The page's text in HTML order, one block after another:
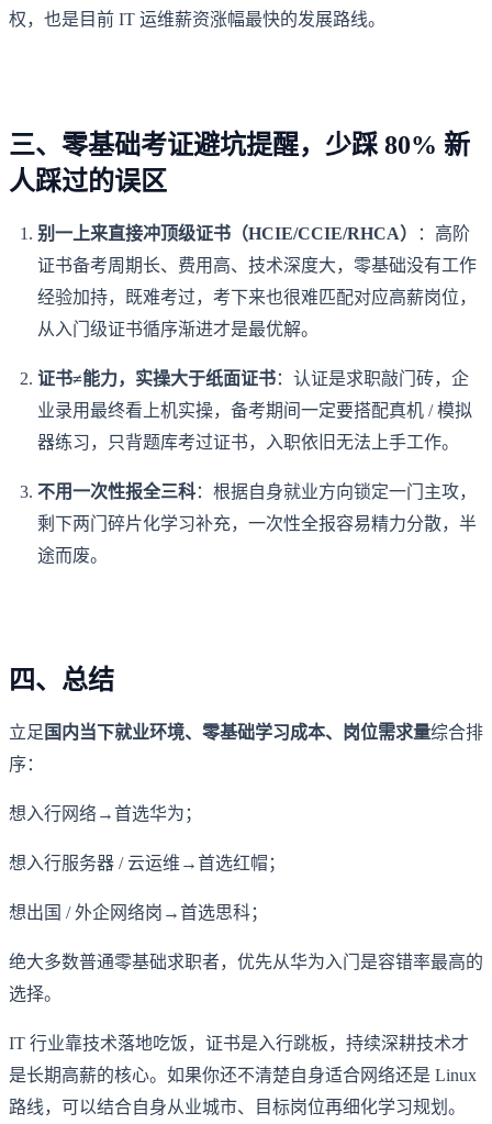
权，也是目前 IT 运维薪资涨幅最快的发展路线。
三、零基础考证避坑提醒，少踩 80% 新
人踩过的误区
别一上来直接冲顶级证书（HCIE/CCIE/RHCA）
：高阶
证书备考周期长、费用高、技术深度大，零基础没有工作
经验加持，既难考过，考下来也很难匹配对应高薪岗位，
从入门级证书循序渐进才是最优解。
证书≠能力，实操大于纸面证书：认证是求职敲门砖，企
业录用最终看上机实操，备考期间一定要搭配真机 / 模拟
器练习，只背题库考过证书，入职依旧无法上手工作。
不用一次性报全三科：根据自身就业方向锁定一门主攻，
剩下两门碎片化学习补充，一次性全报容易精力分散，半
途而废。
四、总结
立足 国内当下就业环境、零基础学习成本、岗位需求量综合排
序：
想入行网络→首选华为；
想入行服务器 / 云运维→首选红帽；
想出国 / 外企网络岗→首选思科；
绝大多数普通零基础求职者，优先从华为入门是容错率最高的
选择。
IT 行业靠技术落地吃饭，证书是入行跳板，持续深耕技术才
是长期高薪的核心。如果你还不清楚自身适合网络还是 Linux
路线，可以结合自身从业城市、目标岗位再细化学习规划。